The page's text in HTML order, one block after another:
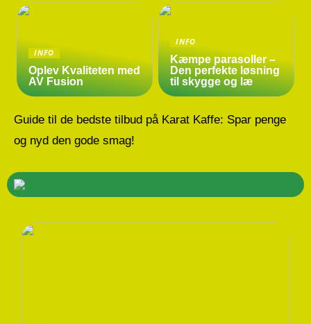
INFO
Oplev Kvaliteten med
AV Fusion
INFO
Kæmpe parasoller –
Den perfekte løsning
til skygge og læ
Guide til de bedste tilbud på Karat Kaffe: Spar penge
og nyd den gode smag!